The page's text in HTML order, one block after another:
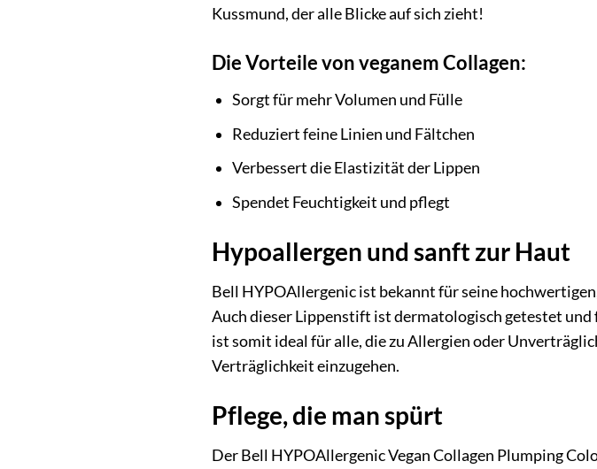
Kussmund, der alle Blicke auf sich zieht!
Die Vorteile von veganem Collagen:
Sorgt für mehr Volumen und Fülle
Reduziert feine Linien und Fältchen
Verbessert die Elastizität der Lippen
Spendet Feuchtigkeit und pflegt
Hypoallergen und sanft zur Haut
Bell HYPOAllergenic ist bekannt für seine
Auch dieser Lippenstift ist dermatologisch getestet
ist somit ideal für alle, die zu Allergien oder
Verträglichkeit einzugehen.
Pflege, die man spürt
Der Bell HYPOAllergenic Vegan Collagen Plumping